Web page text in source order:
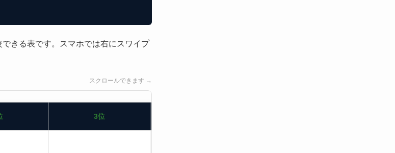
できる表です。スマホでは右にスワイプ
スクロールできます →
3位